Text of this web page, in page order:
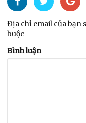
Địa chỉ email của bạn
buộc
Bình luận